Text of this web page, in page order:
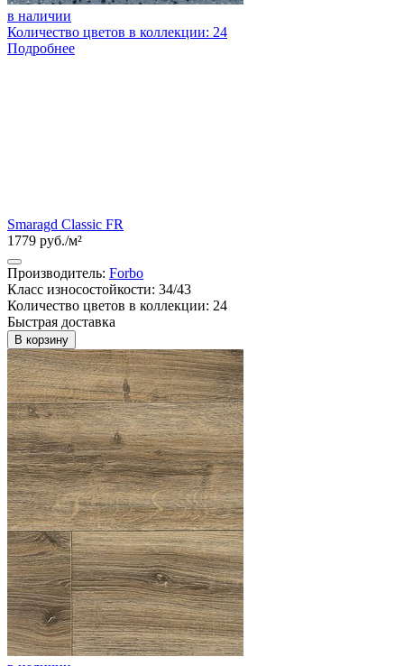
в наличии
Количество цветов в коллекции: 24
Подробнее
Smaragd Classic FR
1779 руб./м²
Производитель: Forbo
Класс износостойкости: 34/43
Количество цветов в коллекции: 24
Быстрая доставка
В корзину